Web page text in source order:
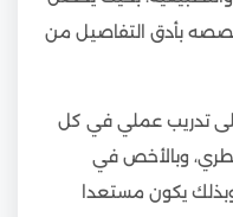
بأدق التفاصيل من
تدريب عملي في كل
وبالأخص في
يكون مستعدا